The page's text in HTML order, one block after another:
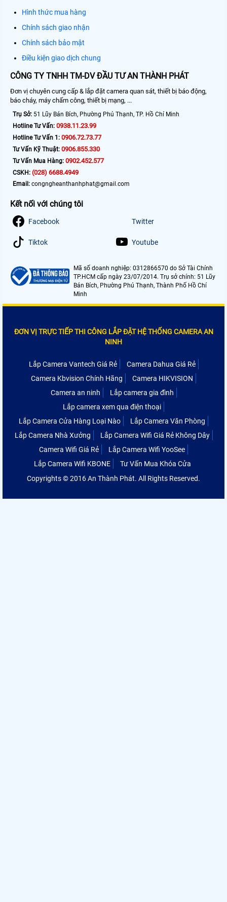
Hình thức mua hàng
Chính sách giao nhận
Chính sách bảo mật
Điều kiện giao dịch chung
CÔNG TY TNHH TM-DV ĐẦU TƯ AN THÀNH PHÁT
Đơn vị chuyên cung cấp & lắp đặt camera quan sát, thiết bị báo động,
báo cháy, máy chấm công, thiết bị mạng, ...
Trụ Sở: 51 Lũy Bán Bích, Phường Phú Thạnh, TP. Hồ Chí Minh
Hotline Tư Vấn: 0938.11.23.99
Hotline Tư Vấn 1: 0906.72.73.77
Tư Vấn Kỹ Thuật: 0906.855.330
Tư Vấn Mua Hàng: 0902.452.577
CSKH: (028) 6688.4949
Email: congngheanthanhphat@gmail.com
Kết nối với chúng tôi
Facebook Twitter
Tiktok Youtube
Mã số doanh nghiệp: 0312866570 do Sở Tài Chính
TP.HCM cấp ngày 23/07/2014. Trụ sở chính: 51 Lũy
Bán Bích, Phường Phú Thạnh, Thành Phố Hồ Chí
Minh
ĐƠN VỊ TRỰC TIẾP THI CÔNG LẮP ĐẶT HỆ THỐNG CAMERA AN
NINH
Lắp Camera Vantech Giá Rẻ
Camera Dahua Giá Rẻ
Camera Kbvision Chính Hãng
Camera HIKVISION
Camera an ninh
Lắp camera gia đình
Lắp camera xem qua điện thoại
Lắp Camera Cửa Hàng Loại Nào
Lắp Camera Văn Phòng
Lắp Camera Nhà Xưởng
Lắp Camera Wifi Giá Rẻ Không Dây
Camera Wifi Giá Rẻ
Lắp Camera Wifi YooSee
Lắp Camera Wifi KBONE
Tư Vấn Mua Khóa Cửa
Copyrights © 2016 An Thành Phát. All Rights Reserved.